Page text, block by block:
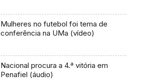
Mulheres no futebol foi tema de
conferência na UMa (vídeo)
Nacional procura a 4.ª vitória em
Penafiel (áudio)